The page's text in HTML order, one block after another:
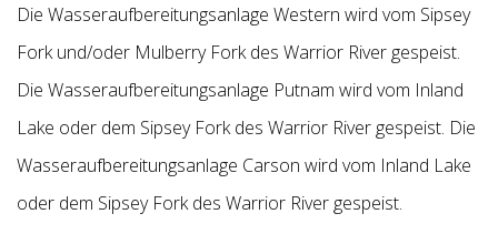
Die Wasseraufbereitungsanlage Western wird vom Sipsey
Fork und/oder Mulberry Fork des Warrior River gespeist.
Die Wasseraufbereitungsanlage Putnam wird vom Inland
Lake oder dem Sipsey Fork des Warrior River gespeist. Die
Wasseraufbereitungsanlage Carson wird vom Inland Lake
oder dem Sipsey Fork des Warrior River gespeist.